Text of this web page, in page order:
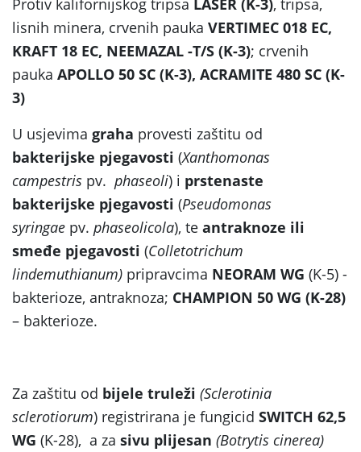
lisnih minera, crvenih pauka VERTIMEC 018 EC,
KRAFT 18 EC, NEEMAZAL -T/S (K-3); crvenih
pauka APOLLO 50 SC (K-3), ACRAMITE 480 SC (K-
3)
U usjevima graha provesti zaštitu od
bakterijske pjegavosti (Xanthomonas
campestris pv. phaseoli) i prstenaste
bakterijske pjegavosti (Pseudomonas
syringae pv. phaseolicola), te antraknoze ili
smeđe pjegavosti (Colletotrichum
lindemuthianum) pripravcima NEORAM WG (K-5) -
bakterioze, antraknoza; CHAMPION 50 WG (K-28)
– bakterioze.
Za zaštitu od bijele truleži (Sclerotinia
sclerotiorum) registrirana je fungicid SWITCH 62,5
WG (K-28), a za sivu plijesan (Botrytis cinerea)